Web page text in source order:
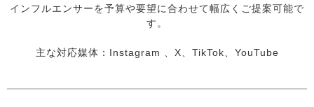
インフルエンサーを予算や要望に合わせて幅広くご提案可能で
す。
主な対応媒体：Instagram 、X、TikTok、YouTube